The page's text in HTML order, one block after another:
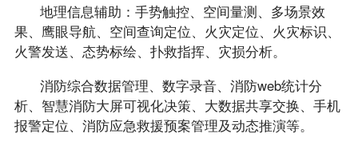
地理信息辅助：手势触控、空间量测、多场景效
果、鹰眼导航、空间查询定位、火灾定位、火灾标识、
火警发送、态势标绘、扑救指挥、灾损分析。
消防综合数据管理、数字录音、消防web统计分
析、智慧消防大屏可视化决策、大数据共享交换、手机
报警定位、消防应急救援预案管理及动态推演等。